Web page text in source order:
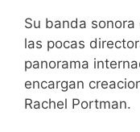
Su banda
las pocas
panorama
encargan
Rachel Portman.